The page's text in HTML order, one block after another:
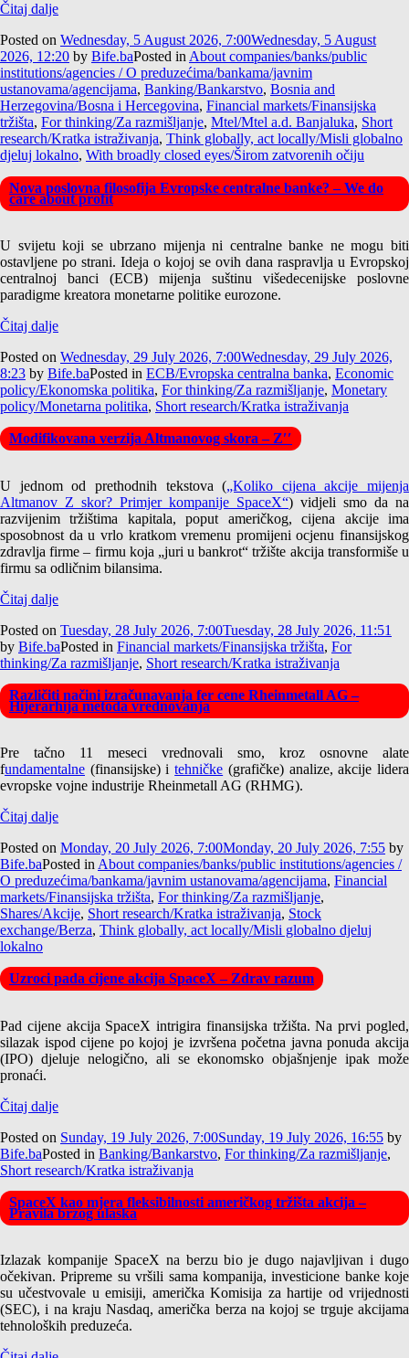
Čitaj dalje
Posted on Wednesday, 5 August 2026, 7:00Wednesday, 5 August
2026, 12:20 by Bife.baPosted inAbout companies/banks/public
institutions/agencies / O preduzećima/bankama/javnim
ustanovama/agencijama, Banking/Bankarstvo, Bosnia and
Herzegovina/Bosna i Hercegovina, Financial markets/Finansijska
tržišta, For thinking/Za razmišljanje, Mtel/Mtel a.d. Banjaluka, Short
research/Kratka istraživanja, Think globally, act locally/Misli globalno
djeluj lokalno, With broadly closed eyes/Širom zatvorenih očiju
Nova poslovna filosofija Evropske centralne banke? – We do
care about profit
U svijetu koji se ubrzano mijenja ni centralne banke ne mogu biti
ostavljene po strani. Ideja o kojoj se ovih dana raspravlja u Evropskoj
centralnoj banci (ECB) mijenja suštinu višedecenijske poslovne
paradigme kreatora monetarne politike eurozone.
Čitaj dalje
Posted on Wednesday, 29 July 2026, 7:00Wednesday, 29 July 2026,
8:23 by Bife.baPosted in ECB/Evropska centralna banka, Economic
policy/Ekonomska politika, For thinking/Za razmišljanje, Monetary
policy/Monetarna politika, Short research/Kratka istraživanja
Modifikovana verzija Altmanovog skora – Z′′
U jednom od prethodnih tekstova („Koliko cijena akcije mijenja
Altmanov Z skor? Primjer kompanije SpaceX“) vidjeli smo da na
razvijenim tržištima kapitala, poput američkog, cijena akcije ima
sposobnost da u vrlo kratkom vremenu promijeni ocjenu finansijskog
zdravlja firme – firmu koja „juri u bankrot“ tržište akcija transformiše u
firmu sa odličnim bilansima.
Čitaj dalje
Posted on Tuesday, 28 July 2026, 7:00Tuesday, 28 July 2026, 11:51
by Bife.baPosted in Financial markets/Finansijska tržišta, For
thinking/Za razmišljanje, Short research/Kratka istraživanja
Različiti načini izračunavanja fer cene Rheinmetall AG –
Hijerarhija metoda vrednovanja
Pre tačno 11 meseci vrednovali smo, kroz osnovne alate
fundamentalne (finansijske) itehničke (grafičke) analize, akcije lidera
evropske vojne industrije Rheinmetall AG (RHMG).
Čitaj dalje
Posted on Monday, 20 July 2026, 7:00Monday, 20 July 2026, 7:55 by
Bife.baPosted in About companies/banks/public institutions/agencies /
O preduzećima/bankama/javnim ustanovama/agencijama, Financial
markets/Finansijska tržišta, For thinking/Za razmišljanje,
Shares/Akcije, Short research/Kratka istraživanja, Stock
exchange/Berza, Think globally, act locally/Misli globalno djeluj
lokalno
Uzroci pada cijene akcija SpaceX – Zdrav razum
Pad cijene akcija SpaceX intrigira finansijska tržišta. Na prvi pogled,
silazak ispod cijene po kojoj je izvršena početna javna ponuda akcija
(IPO) djeluje nelogično, ali se ekonomsko objašnjenje ipak može
pronaći.
Čitaj dalje
Posted on Sunday, 19 July 2026, 7:00Sunday, 19 July 2026, 16:55 by
Bife.baPosted in Banking/Bankarstvo, For thinking/Za razmišljanje,
Short research/Kratka istraživanja
SpaceX kao mjera fleksibilnosti američkog tržišta akcija –
Pravila brzog ulaska
Izlazak kompanije SpaceX na berzu bio je dugo najavljivan i dugo
očekivan. Pripreme su vršili sama kompanija, investicione banke koje
su učestvovale u emisiji, američka Komisija za hartije od vrijednosti
(SEC), i na kraju Nasdaq, američka berza na kojoj se trguje akcijama
tehnoloških preduzeća.